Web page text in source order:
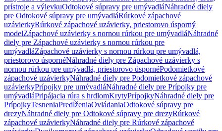
prístroje a výlevkuOdtokové súpravy pre umývadláNáhradné diely
pre Odtokové súpravy pre umývadláRúrkové zápachové
uzávierkyRúrkové zápachové uzávierky, priestorovo úsporný
modelZápachové uzávierky s nornou rúrkou pre umývadláNáhradné
diely pre Zápachové uzávierky s nornou rúrkou pre
umývadláZápachové uzávierky s nornou rúrkou pre umývadlá,
priestorovo úspornéNáhradné diely pre Zápachové uzávierky s
nornou rúrkou pre umývadlá, priestorovo úspornéPodomietkové
zápachové uzávierkyNáhradné diely pre Podomietkové zápachové
uzávierkyPrípojky pre umývadláNáhradné diely pre Prípojky pre
umývadláPripájacia rúra s hrdlomKrytyPrípojkyNáhradné diely pre
PrípojkyTesneniaPredĺženiaOvládaniaOdtokové súpravy pre
drezyNáhradné diely pre Odtokové súpravy pre drezyRúrkové
zápachové uzávierkyNáhradné diely pre Rúrkové zápachové